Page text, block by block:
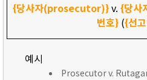
{당사자(prosecutor)}v. {당사
번호} ({선
예시
Prosecutor v.